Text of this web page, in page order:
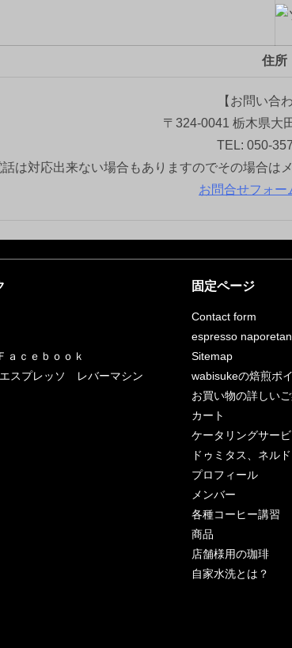
住所
【お問い合
〒324-0041 栃木県大
TEL: 050-
話は対応出来ない場合もありますのでその場合は
お問合せフォー
ａｃｅｂｏｏｋ
スプレッソ レバーマシン
固定ページ
Contact form
espresso
Sitemap
wabisukeの焙煎ポ
お買い物の詳しい
カート
ケータリングサービ
ドゥミタス、ネル
プロフィール
メンバー
各種コーヒー講習
商品
店舗様用の珈琲
自家水洗とは？